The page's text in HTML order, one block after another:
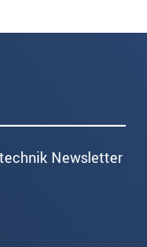
Newsletter